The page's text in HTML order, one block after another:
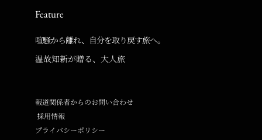
Feature
喧騒から離れ、自分を取り戻す旅へ。
温故知新が贈る、大人旅
報道関係者からのお問い合わせ
採用情報
プライバシーポリシー